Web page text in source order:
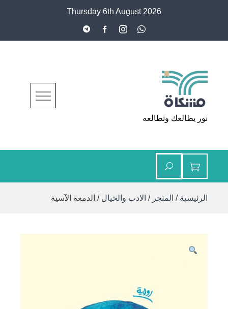
Thursday 6th August 2026
مشكاة
نور يطالعك وتطالعه
الرئيسية / المتجر / الادب والخيال / الدمعة الآسية